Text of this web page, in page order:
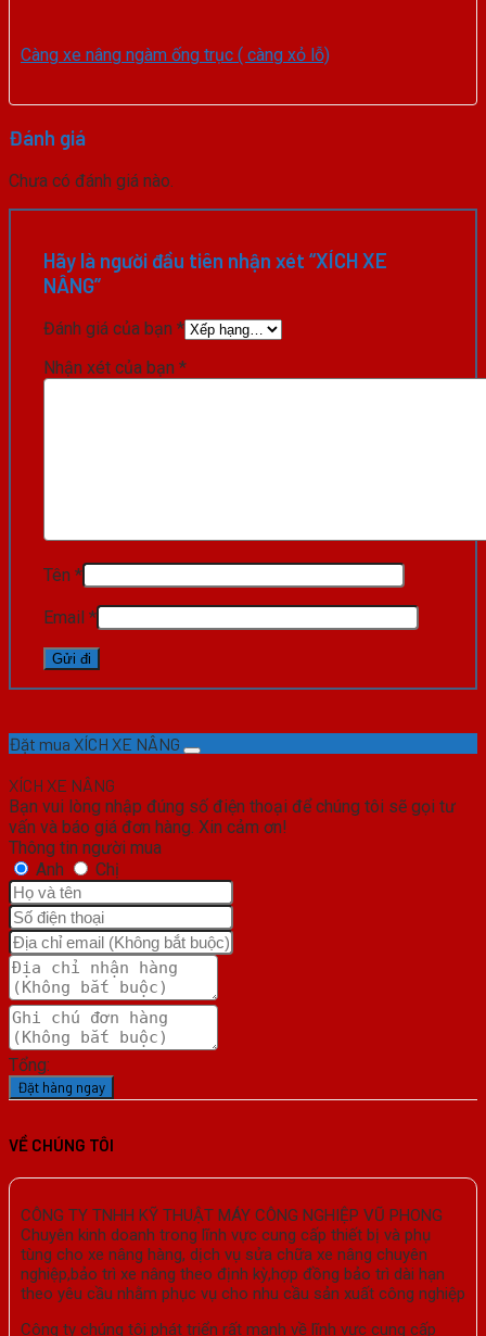
Càng xe nâng ngàm ống trục ( càng xỏ lỗ)
Đánh giá
Chưa có đánh giá nào.
Hãy là người đầu tiên nhận xét “XÍCH XE
NÂNG”
Đánh giá của bạn *
Nhận xét của bạn *
Tên *
Email *
Đặt mua XÍCH XE NÂNG
XÍCH XE NÂNG
Bạn vui lòng nhập đúng số điện thoại để chúng tôi sẽ gọi tư
vấn và báo giá đơn hàng. Xin cảm ơn!
Thông tin người mua
Anh
Chị
Tổng:
Đặt hàng ngay
VỀ CHÚNG TÔI
CÔNG TY TNHH KỸ THUẬT MÁY CÔNG NGHIỆP VŨ PHONG
Chuyên kinh doanh trong lĩnh vực cung cấp thiết bị và phụ
tùng cho xe nâng hàng, dịch vụ sửa chữa xe nâng chuyên
nghiệp,bảo trì xe nâng theo định kỳ,hợp đồng bảo trì dài hạn
theo yêu cầu nhằm phục vụ cho nhu cầu sản xuất công nghiệp
Công ty chúng tôi phát triển rất mạnh về lĩnh vực cung cấp